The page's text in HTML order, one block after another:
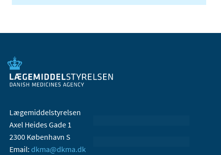
Lægemiddelstyrelsen
Axel Heides Gade 1
2300 København S
Email: dkma@dkma.dk